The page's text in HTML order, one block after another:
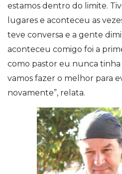
estamos dentro do limite.
lugares e aconteceu as
teve conversa e a gente
aconteceu comigo foi a
como pastor eu nunca tinha
vamos fazer o melhor para
novamente”, relata.